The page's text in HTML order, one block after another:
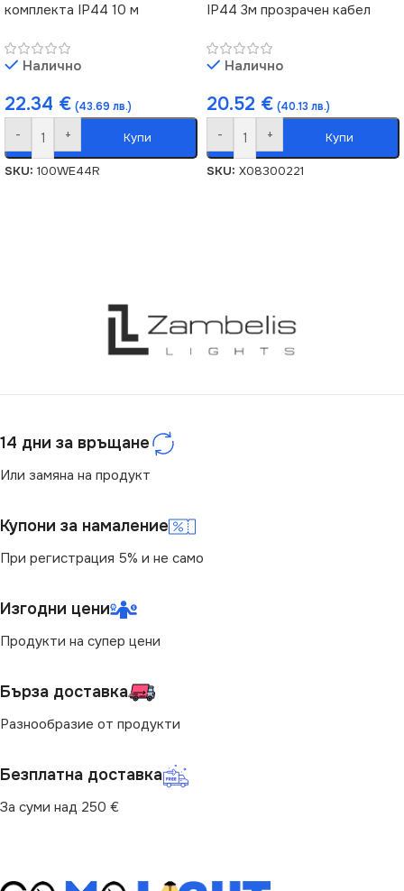
комплекта IP44 10 м
Налично
22.34 € (43.69 лв.)
- + Купи
SKU: 100WE44R
IP44 3м прозрачен кабел
Налично
20.52 € (40.13 лв.)
- + Купи
SKU: X08300221
14 дни за връщане
Или замяна на продукт
Купони за намаление
При регистрация 5% и не само
Изгодни цени
Продукти на супер цени
Бърза доставка
Разнообразие от продукти
Безплатна доставка
За суми над 250 €